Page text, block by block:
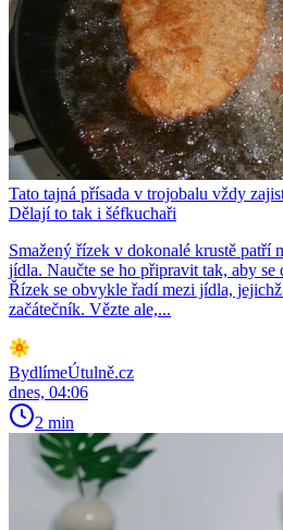
Tato tajná přísada v trojobalu vždy
Dělají to tak i šéfkuchaři
Smažený řízek v dokonalé krustě patří
jídla. Naučte se ho připravit tak, aby
Řízek se obvykle řadí mezi jídla,
začátečník. Vězte ale,...
BydlímeÚtulně.cz
dnes, 04:06
2 min